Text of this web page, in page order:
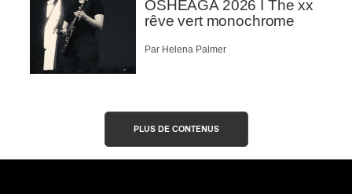
OSHEAGA 2026 I The xx
rêve vert monochrome
Par Helena Palmer
PLUS DE CONTENUS